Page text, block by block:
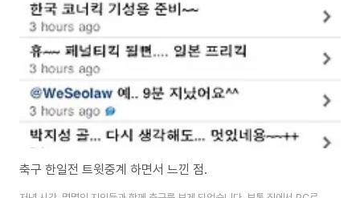
축구 한일전 트윗중계 하면서 느낀 점.